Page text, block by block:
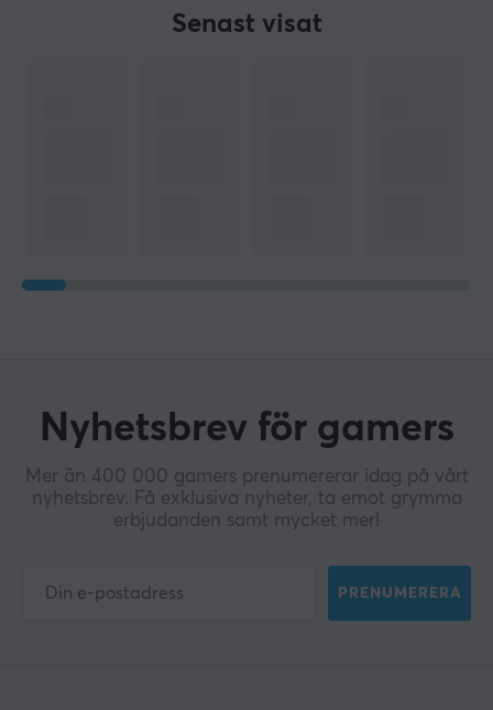
Senast visat
Nyhetsbrev för gamers
Mer än 400 000 gamers prenumererar idag på vårt
nyhetsbrev. Få exklusiva nyheter, ta emot grymma
erbjudanden samt mycket mer!
PRENUMERERA